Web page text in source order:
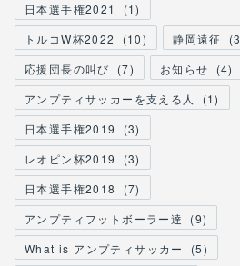
日本選手権2021 (1)
トルコW杯2022
(10) 静岡遠征 (3
応援団長の叫び
(7) お知らせ (4)
アンプティサッカーを支える人
(1)
日本選手権2019
(3)
レオピン杯2019
(3)
日本選手権2018
(7)
アンプティフットボーラー達
(9)
What is アンプティサッカー
(5)